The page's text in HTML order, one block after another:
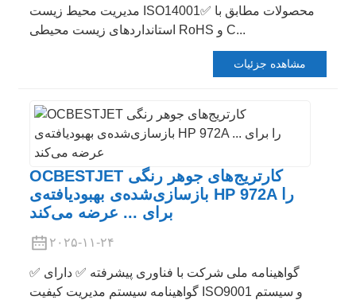
مدیریت محیط زیست ISO14001✅ محصولات مطابق با
استانداردهای زیست محیطی RoHS و C...
مشاهده جزئیات
OCBESTJET کارتریج‌های جوهر رنگی
بازسازی‌شده‌ی بهبودیافته‌ی HP 972A را
برای ... عرضه می‌کند
۲۰۲۵-۱۱-۲۴
✅ گواهینامه ملی شرکت با فناوری پیشرفته ✅ دارای
گواهینامه سیستم مدیریت کیفیت ISO9001 و سیستم